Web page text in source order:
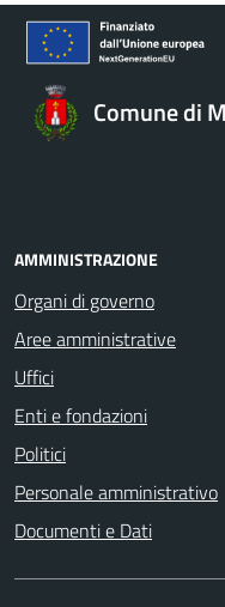
Comune di
AMMINISTRAZIONE
Organi di governo
Aree amministrative
Uffici
Enti e fondazioni
Politici
Personale amministrativo
Documenti e Dati